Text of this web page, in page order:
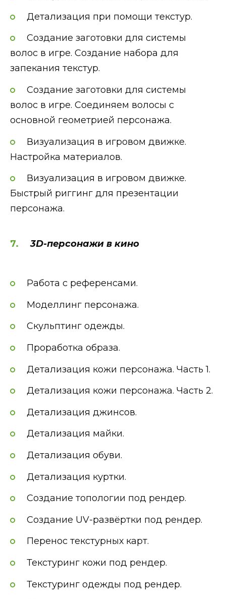
Детализация при помощи текстур.
Создание заготовки для системы
волос в игре. Создание набора для
запекания текстур.
Создание заготовки для системы
волос в игре. Соединяем волосы с
основной геометрией персонажа.
Визуализация в игровом движке.
Настройка материалов.
Визуализация в игровом движке.
Быстрый риггинг для презентации
персонажа.
3D-персонажи в кино
Работа с референсами.
Моделлинг персонажа.
Скульптинг одежды.
Проработка образа.
Детализация кожи персонажа. Часть 1.
Детализация кожи персонажа. Часть 2.
Детализация джинсов.
Детализация майки.
Детализация обуви.
Детализация куртки.
Создание топологии под рендер.
Создание UV-развёртки под рендер.
Перенос текстурных карт.
Текстуринг кожи под рендер.
Текстуринг одежды под рендер.